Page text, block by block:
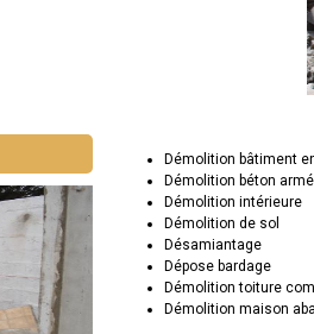
Démolition bâtiment
Démolition béton
Démolition intérieure
Démolition de sol
Désamiantage
Dépose bardage
Démolition toiture
Démolition maison